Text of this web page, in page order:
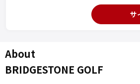
サ
About
BRIDGESTONE GOLF